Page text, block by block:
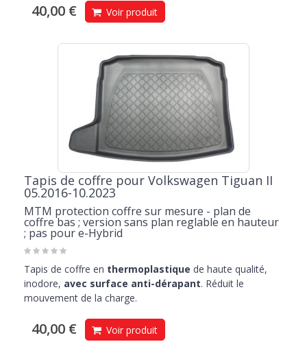
40,00 € Voir produit
Tapis de coffre pour Volkswagen Tiguan II
05.2016-10.2023
MTM protection coffre sur mesure - plan de
coffre bas ; version sans plan reglable en hauteur
; pas pour e-Hybrid
Tapis de coffre en thermoplastique de haute qualité,
inodore, avec surface anti-dérapant. Réduit le
mouvement de la charge.
40,00 € Voir produit